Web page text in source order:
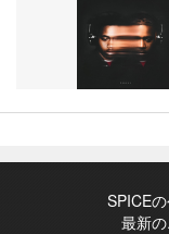
SPICE
最新